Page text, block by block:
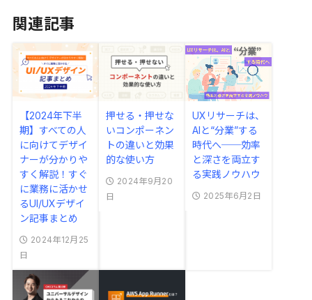
関連記事
【2024年下半
期】すべての人
に向けてデザイ
ナーが分かりや
すく解説！すぐ
に業務に活かせ
るUI/UXデザイ
ン記事まとめ
2024年12月25
日
押せる・押せな
いコンポーネン
トの違いと効果
的な使い方
2024年9月20
日
UXリサーチは、
AIと“分業”する
時代へ──効率
と深さを両立す
る実践ノウハウ
2025年6月2日